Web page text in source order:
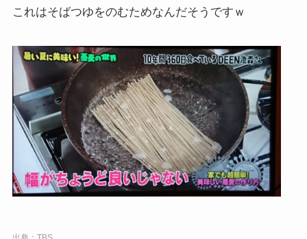
これはそばつゆをのむためなんだそうですｗ